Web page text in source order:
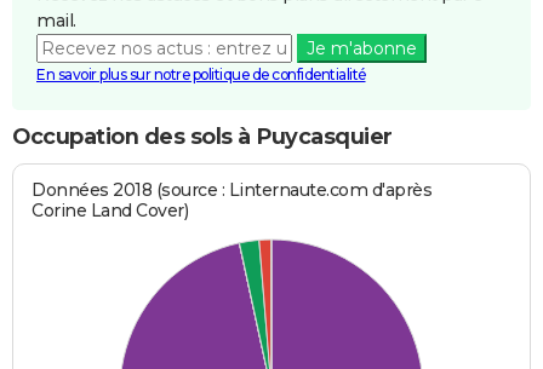
mail.
Je m'abonne
En savoir plus sur notre politique de confidentialité
Occupation des sols à Puycasquier
Données 2018 (source : Linternaute.com d'après
Corine Land Cover)